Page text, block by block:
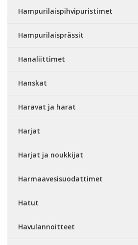
Hampurilaispihvipuristimet
Hampurilaisprässit
Hanaliittimet
Hanskat
Haravat ja harat
Harjat
Harjat ja noukkijat
Harmaavesisuodattimet
Hatut
Havulannoitteet